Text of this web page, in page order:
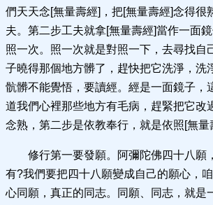
們天天念[無量壽經]，把[無量壽經]念得很
夫。第二步工夫就拿[無量壽經]當作一面
照一次。照一次就是對照一下，去尋找自
子曉得那個地方髒了，趕快把它洗淨，洗
骯髒不能覺悟，要讀經。經是一面鏡子，
道我們心裡那些地方有毛病，趕緊把它改
念熟，第二步是依教奉行，就是依照[無量
修行第一要發願。阿彌陀佛四十八願
有?我們要把四十八願變成自己的願心，
心同願，真正的同志。同願、同志，就是